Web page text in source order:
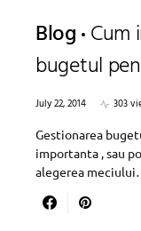
Blog Cum
bugetul
July 22, 2014 303
Gestionarea
importanta , sau
alegerea